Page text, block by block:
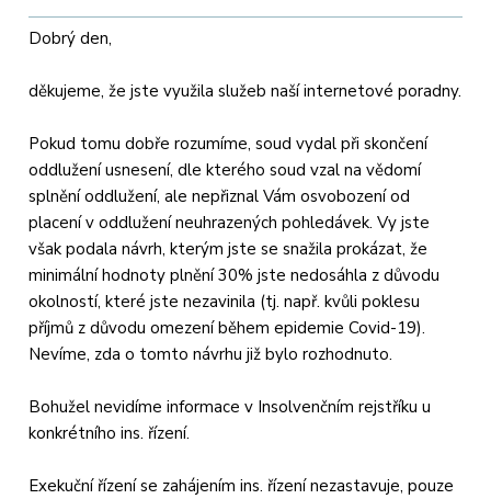
Dobrý den,
děkujeme, že jste využila služeb naší internetové poradny.
Pokud tomu dobře rozumíme, soud vydal při skončení
oddlužení usnesení, dle kterého soud vzal na vědomí
splnění oddlužení, ale nepřiznal Vám osvobození od
placení v oddlužení neuhrazených pohledávek. Vy jste
však podala návrh, kterým jste se snažila prokázat, že
minimální hodnoty plnění 30% jste nedosáhla z důvodu
okolností, které jste nezavinila (tj. např. kvůli poklesu
příjmů z důvodu omezení během epidemie Covid-19).
Nevíme, zda o tomto návrhu již bylo rozhodnuto.
Bohužel nevidíme informace v Insolvenčním rejstříku u
konkrétního ins. řízení.
Exekuční řízení se zahájením ins. řízení nezastavuje, pouze